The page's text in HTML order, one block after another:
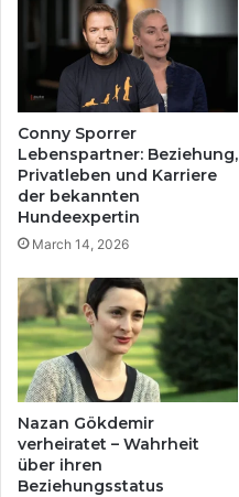
Conny Sporrer
Lebenspartner: Beziehung,
Privatleben und Karriere
der bekannten
Hundeexpertin
March 14, 2026
Nazan Gökdemir
verheiratet – Wahrheit
über ihren
Beziehungsstatus